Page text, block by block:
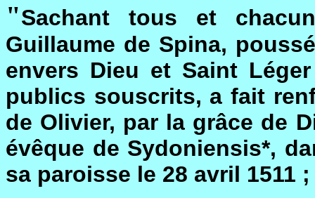
"Sachant tous et
Guillaume de Spina,
envers Dieu et Saint
publics souscrits, a fait
de Olivier, par la grâce de
évêque de Sydoniensis*,
sa paroisse le 28 avril 1511 ;